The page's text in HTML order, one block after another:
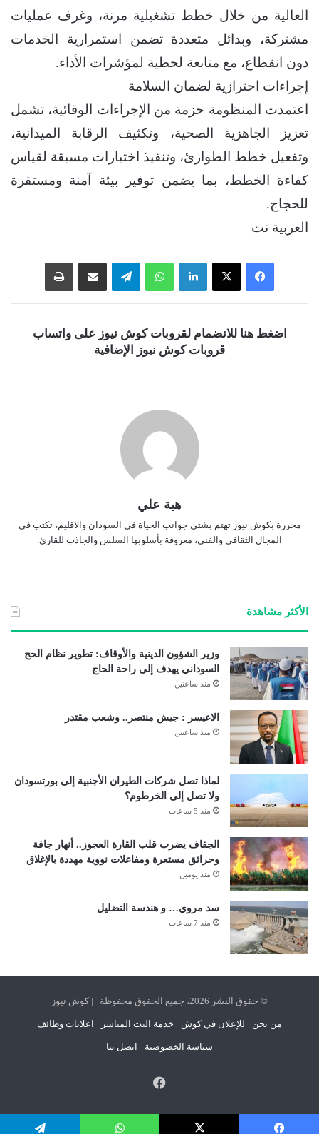
العالية من خلال خطط تشغيلية مرنة، وغرف عمليات
مشتركة، وبدائل متعددة تضمن استمرارية الخدمات
دون انقطاع، مع متابعة لحظية لمؤشرات الأداء.
إجراءات احترازية لضمان السلامة
اعتمدت المنظومة حزمة من الإجراءات الوقائية، تشمل
تعزيز الجاهزية الصحية، وتكثيف الرقابة الميدانية،
وتفعيل خطط الطوارئ، وتنفيذ اختبارات مسبقة لقياس
كفاءة الخطط، بما يضمن توفير بيئة آمنة ومستقرة
للحجاج.
العربية نت
فيسبوك ‫X لينكدإن واتساب تيلقرام
اضغط هنا للانضمام لقروبات كوش نيوز على واتساب
قروبات كوش نيوز الإضافية
هبة علي
محررة بكوش نيوز تهتم بشتى جوانب الحياة في السودان والاقليم، تكتب في
المجال الثقافي والفني، معروفة بأسلوبها السلس والجاذب للقارئ.
الأكثر مشاهدة
وزير الشؤون الدينية والأوقاف: تطوير نظام الحج
السوداني يهدف إلى راحة الحاج
منذ ساعتين
الاعيسر : جيش منتصر.. وشعب مقتدر
منذ ساعتين
لماذا تصل شركات الطيران الأجنبية إلى بورتسودان
ولا تصل إلى الخرطوم؟
منذ 5 ساعات
الجفاف يضرب قلب القارة العجوز.. أنهار جافة
وحرائق مستعرة ومفاعلات نووية مهددة بالإغلاق
منذ يومين
سد مروي… و هندسة التضليل
منذ 7 ساعات
© حقوق النشر 2026، جميع الحقوق محفوظة | كوش نيوز
من نحن للإعلان في كوش خدمة البث المباشر اعلانات وظائف
سياسة الخصوصية اتصل بنا